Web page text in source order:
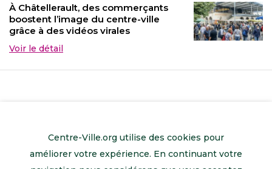
À Châtellerault, des commerçants
boostent l’image du centre-ville
grâce à des vidéos virales
Voir le détail
Centre-Ville.org utilise des cookies pour
améliorer votre expérience. En continuant votre